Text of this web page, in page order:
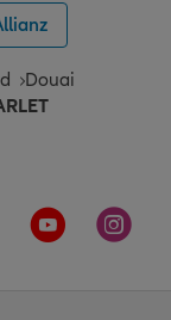
Douai
de Allianz
page Twitter de
sur la page
Aller sur la
Aller